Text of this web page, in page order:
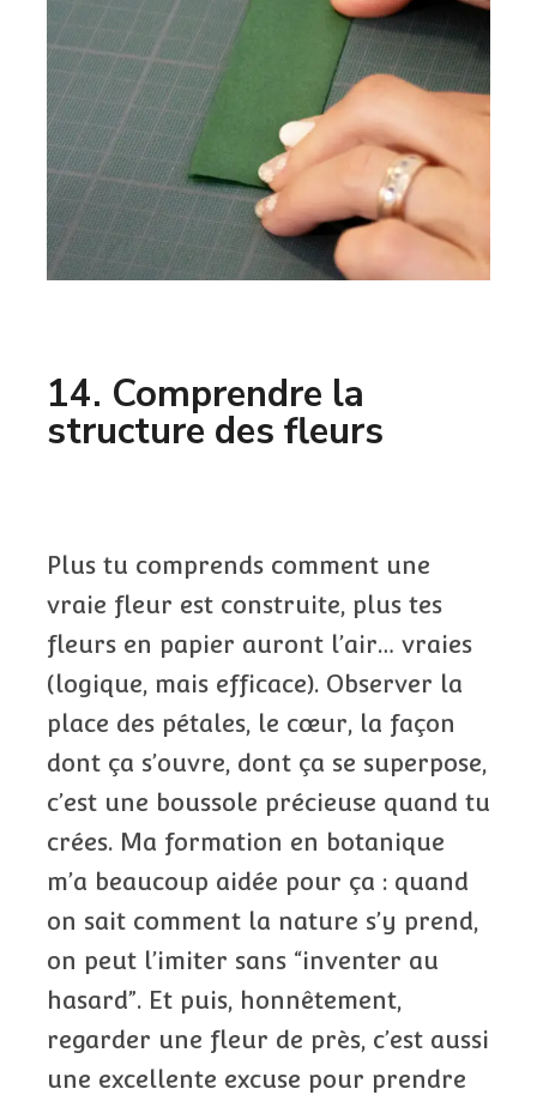
14. Comprendre la
structure des fleurs
Plus tu comprends comment une
vraie fleur est construite, plus tes
fleurs en papier auront l’air… vraies
(logique, mais efficace). Observer la
place des pétales, le cœur, la façon
dont ça s’ouvre, dont ça se superpose,
c’est une boussole précieuse quand tu
crées. Ma formation en botanique
m’a beaucoup aidée pour ça : quand
on sait comment la nature s’y prend,
on peut l’imiter sans “inventer au
hasard”. Et puis, honnêtement,
regarder une fleur de près, c’est aussi
une excellente excuse pour prendre